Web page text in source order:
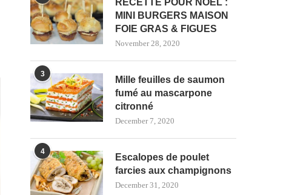
RECETTE POUR NOËL :
MINI BURGERS MAISON
FOIE GRAS & FIGUES
November 28, 2020
3
Mille feuilles de saumon
fumé au mascarpone
citronné
December 7, 2020
4
Escalopes de poulet
farcies aux champignons
December 31, 2020